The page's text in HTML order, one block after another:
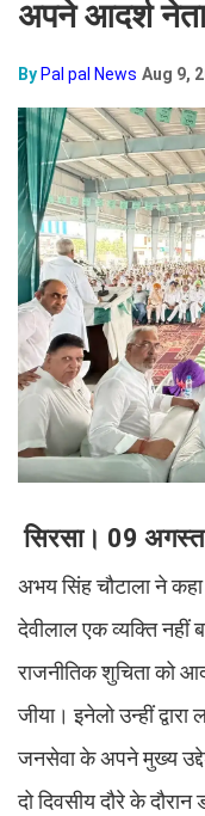
अपने आदर्श
By Pal pal News Aug 9,
सिरसा। 09 अगस्त
अभय सिंह चौटाला ने
देवीलाल एक व्यक्ति नहीं
राजनीतिक शुचिता को
जीया। इनेलो उन्हीं
जनसेवा के अपने मुख्य
दो दिवसीय दौरे के दौरान